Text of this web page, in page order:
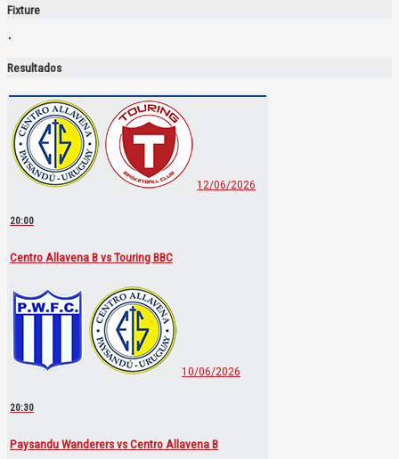
Fixture
Resultados
12/06/2026
20:00
Centro Allavena B vs Touring BBC
10/06/2026
20:30
Paysandu Wanderers vs Centro Allavena B